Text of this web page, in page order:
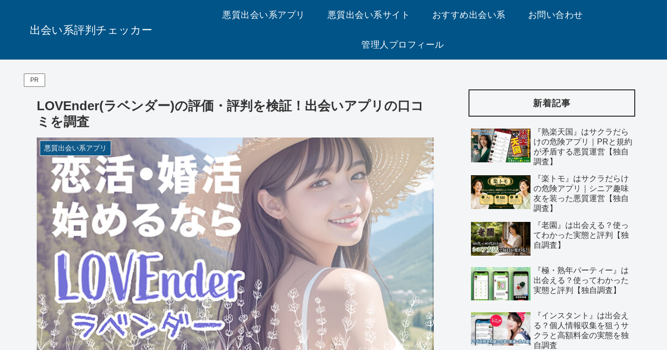
出会い系評判チェッカー
悪質出会い系アプリ 悪質出会い系サイト おすすめ出会い系 お問い合わせ
管理人プロフィール
PR
LOVEnder(ラベンダー)の評価・評判を検証！出会いアプリの口コ
ミを調査
悪質出会い系アプリ
新着記事
『熟楽天国』はサクラだら
けの危険アプリ｜PRと規約
が矛盾する悪質運営【独自
調査】
『楽トモ』はサクラだらけ
の危険アプリ｜シニア趣味
友を装った悪質運営【独自
調査】
『老園』は出会える？使っ
てわかった実態と評判【独
自調査】
『極・熟年パーティー』は
出会える？使ってわかった
実態と評判【独自調査】
『インスタント』は出会え
る？個人情報収集を狙うサ
クラと高額料金の実態を独
自調査